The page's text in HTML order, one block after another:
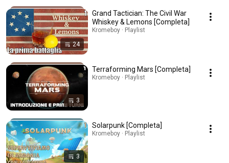
24
Grand Tactician: The Civil War
Whiskey & Lemons [Completa]
Kromeboy · Playlist
3
Terraforming Mars [Completa]
Kromeboy · Playlist
3
Solarpunk [Completa]
Kromeboy · Playlist